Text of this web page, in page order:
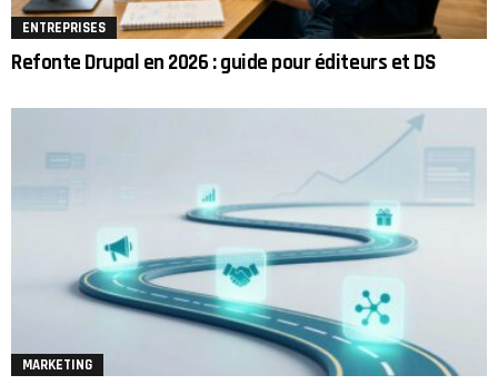
ENTREPRISES
Refonte Drupal en 2026 : guide pour éditeurs et DS
MARKETING